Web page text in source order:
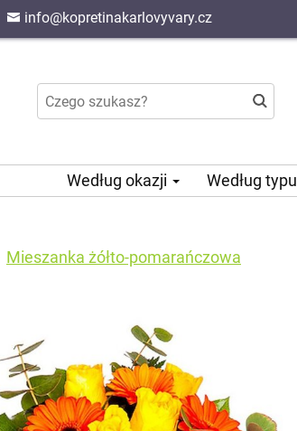
info@kopretinakarlovyvary.cz
Według okazji Według typu
Mieszanka żółto-pomarańczowa